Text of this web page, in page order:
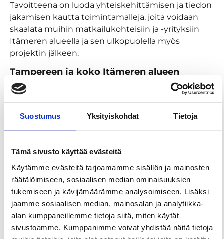
Suostumus Yksityiskohdat Tietoja
Tämä sivusto käyttää evästeitä
Käytämme evästeitä tarjoamamme sisällön ja mainosten
räätälöimiseen, sosiaalisen median ominaisuuksien
tukemiseen ja kävijämäärämme analysoimiseen. Lisäksi
jaamme sosiaalisen median, mainosalan ja analytiikka-
alan kumppaneillemme tietoja siitä, miten käytät
sivustoamme. Kumppanimme voivat yhdistää näitä tietoja
Tavoitteena on luoda yhteiskehittämisen ja tiedon
jakamisen kautta toimintamalleja, joita voidaan
skaalata muihin matkailukohteisiin ja -yrityksiin
Itämeren alueella ja sen ulkopuolella myös
projektin jälkeen.
Tampereen ja koko Itämeren alueen
ilmastotyön vahvistaminen
Tampereen Climate Action Planiin ja Tampereen
kaupungin ilmastotiekarttaan matkailun osalta
toteuttamiseen. Samalla se vahvistaa Tampereen
kaupungin ja alueen profiilia kansainvälisenä
matkailun ilmastotyön edelläkävijänä.
Lisäksi hankkeessa luodaan kansainvälinen
Climate Neutral Destination Network. Verkoston
tavoitteena on hyödyntää hankkeen tuloksia
laajasti ja varmistaa ilmastotyön jatkuminen myös